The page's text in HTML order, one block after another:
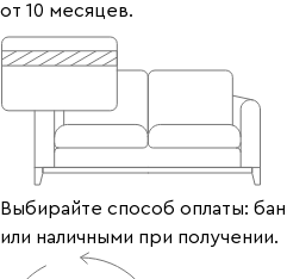
от 10 месяцев.
Выбирайте способ оплаты:
или наличными при получении.